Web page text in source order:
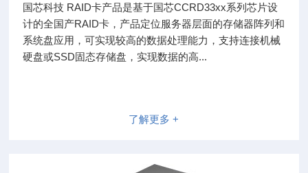
国芯科技 RAID卡产品是基于国芯CCRD33xx系列芯片设
计的全国产RAID卡，产品定位服务器层面的存储器阵列和
系统盘应用，可实现较高的数据处理能力，支持连接机械
硬盘或SSD固态存储盘，实现数据的高...
了解更多 +